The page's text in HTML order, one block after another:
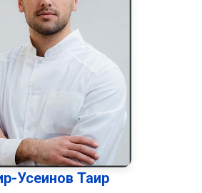
Усеинов Таир